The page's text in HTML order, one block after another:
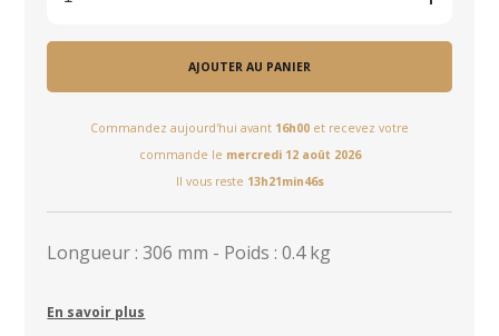
AJOUTER AU PANIER
Commandez aujourd'hui avant 16h00 et recevez votre
commande le mercredi 12 août 2026
Il vous reste 13h21min46s
Longueur : 306 mm - Poids : 0.4 kg
En savoir plus